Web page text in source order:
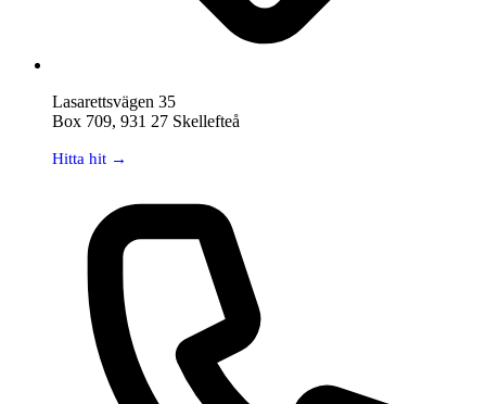
Lasarettsvägen 35
Box 709, 931 27 Skellefteå
Hitta hit →